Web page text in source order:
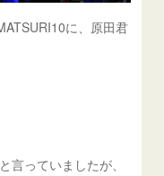
に、原田君
言っていましたが、